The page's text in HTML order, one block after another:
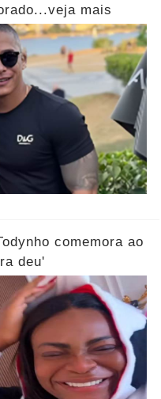
mais
comemora ao
deu'